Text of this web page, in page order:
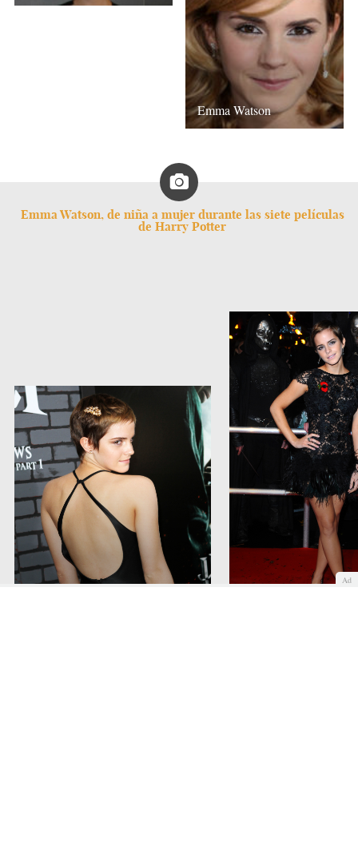
Emma Watson
Emma Watson, de niña a mujer durante las siete películas
de Harry Potter
Ad